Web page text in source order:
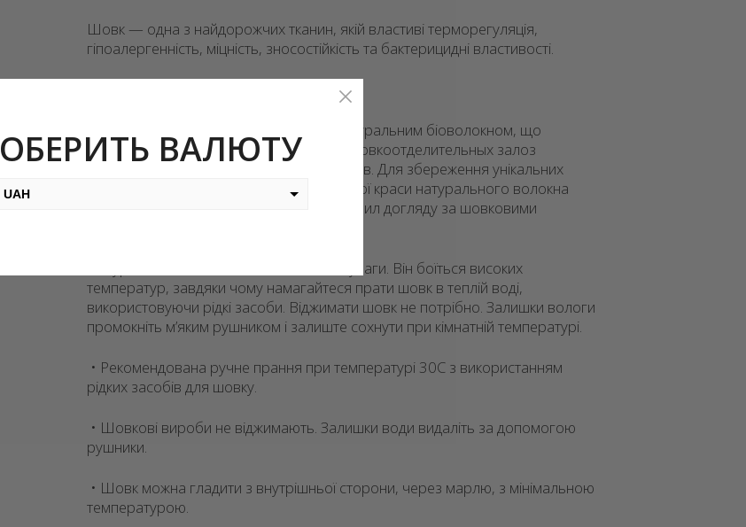
Шовк — одна з найдорожчих тканин, якій властиві терморегуляція,
гіпоалергенність, міцність, зносостійкість та бактерицидні властивості.
ВАЖЛИВО! Шовк є 100-відсотковим натуральним біоволокном, що
складається з білків, що виділяються з шовкоотделительных залоз
гусениць шовкопрядів при завивці коконів. Для збереження унікальних
властивостей, довговічності та виняткової краси натурального волокна
необхідно дотримуватись основних правил догляду за шовковими
Натуральний шовк вимагає особливої уваги. Він боїться високих
температур, завдяки чому намагайтеся прати шовк в теплій воді,
використовуючи рідкі засоби. Віджимати шовк не потрібно. Залишки вологи
промокніть м’яким рушником і залиште сохнути при кімнатній температурі.
• Рекомендована ручне прання при температурі 30С з використанням
рідких засобів для шовку.
• Шовкові вироби не віджимають. Залишки води видаліть за допомогою
рушники.
• Шовк можна гладити з внутрішньої сторони, через марлю, з мінімальною
температурою.
ОБЕРИТЬ ВАЛЮТУ
UAH